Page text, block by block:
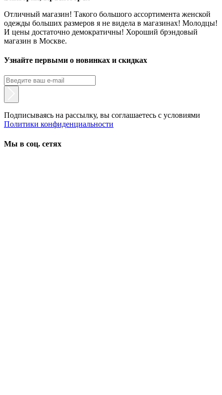
Отличный магазин! Такого большого ассортимента женской
одежды больших размеров я не видела в магазинах! Молодцы!
И цены достаточно демократичны! Хороший брэндовый
магазин в Москве.
Узнайте первыми о новинках и скидках
Подписываясь на рассылку, вы соглашаетесь с условиями
Политики конфиденциальности
Мы в соц. сетях